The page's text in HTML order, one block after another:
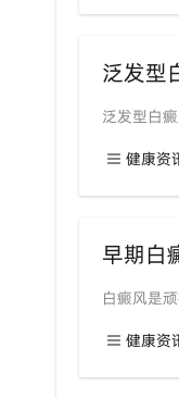
泛发型
泛发型白
健康资
早期白
白癜风是
健康资